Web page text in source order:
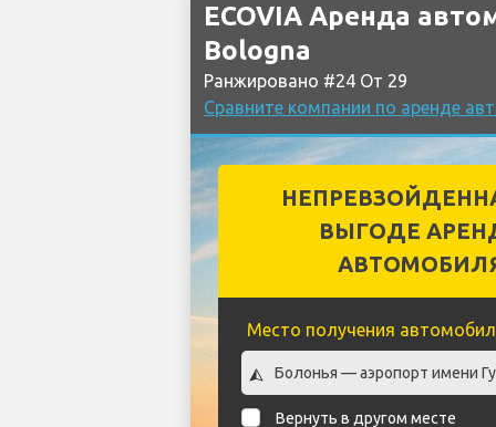
ECOVIA Аренда
Bologna
Ранжировано #24 От 29
Сравните компании по аренде
ВЫГОДЕ
Место получения
Вернуть в другом месте